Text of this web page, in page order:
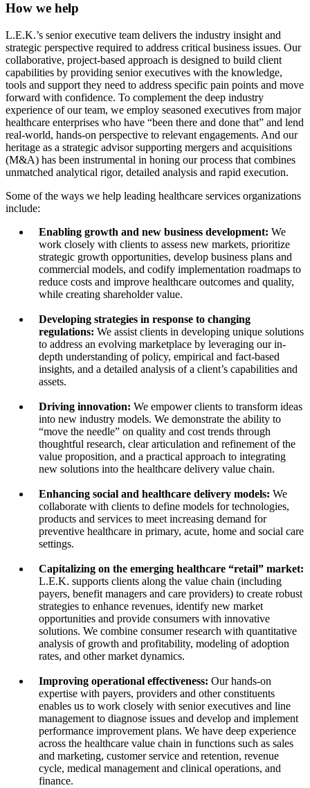
How we help
L.E.K.’s senior executive team delivers the industry insight and
strategic perspective required to address critical business issues. Our
collaborative, project-based approach is designed to build client
capabilities by providing senior executives with the knowledge,
tools and support they need to address specific pain points and move
forward with confidence. To complement the deep industry
experience of our team, we employ seasoned executives from major
healthcare enterprises who have “been there and done that” and lend
real-world, hands-on perspective to relevant engagements. And our
heritage as a strategic advisor supporting mergers and acquisitions
(M&A) has been instrumental in honing our process that combines
unmatched analytical rigor, detailed analysis and rapid execution.
Some of the ways we help leading healthcare services organizations
include:
Enabling growth and new business development: We
work closely with clients to assess new markets, prioritize
strategic growth opportunities, develop business plans and
commercial models, and codify implementation roadmaps to
reduce costs and improve healthcare outcomes and quality,
while creating shareholder value.
Developing strategies in response to changing
regulations: We assist clients in developing unique solutions
to address an evolving marketplace by leveraging our in-
depth understanding of policy, empirical and fact-based
insights, and a detailed analysis of a client’s capabilities and
assets.
Driving innovation: We empower clients to transform ideas
into new industry models. We demonstrate the ability to
“move the needle” on quality and cost trends through
thoughtful research, clear articulation and refinement of the
value proposition, and a practical approach to integrating
new solutions into the healthcare delivery value chain.
Enhancing social and healthcare delivery models: We
collaborate with clients to define models for technologies,
products and services to meet increasing demand for
preventive healthcare in primary, acute, home and social care
settings.
Capitalizing on the emerging healthcare “retail” market:
L.E.K. supports clients along the value chain (including
payers, benefit managers and care providers) to create robust
strategies to enhance revenues, identify new market
opportunities and provide consumers with innovative
solutions. We combine consumer research with quantitative
analysis of growth and profitability, modeling of adoption
rates, and other market dynamics.
Improving operational effectiveness: Our hands-on
expertise with payers, providers and other constituents
enables us to work closely with senior executives and line
management to diagnose issues and develop and implement
performance improvement plans. We have deep experience
across the healthcare value chain in functions such as sales
and marketing, customer service and retention, revenue
cycle, medical management and clinical operations, and
finance.